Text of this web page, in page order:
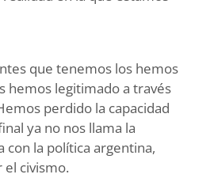
que tenemos los hemos
hemos legitimado a través
perdido la capacidad
ya no nos llama la
con la política argentina,
civismo.